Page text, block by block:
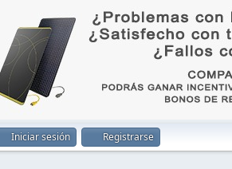
Iniciar sesión Registrarse